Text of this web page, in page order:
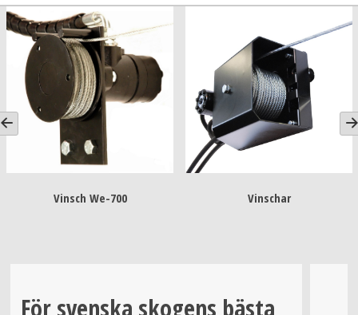
Vinsch We-700 Vinschar
För svenska skogens bästa